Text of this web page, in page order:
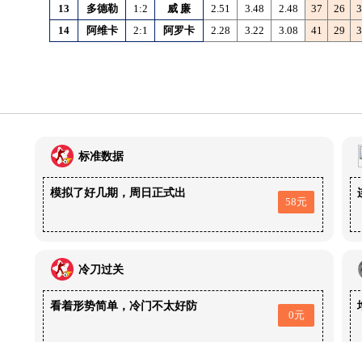
13
多德勒 1:2 威 廉 2.51 3.48 2.48 37 26
14
阿维卡 2:1 阿罗卡 2.28 3.22 3.08 41 29
标准数据
模拟了好几期，周日正式出
58元
冷刀过关
看着形势简单，冷门不太好防
0元